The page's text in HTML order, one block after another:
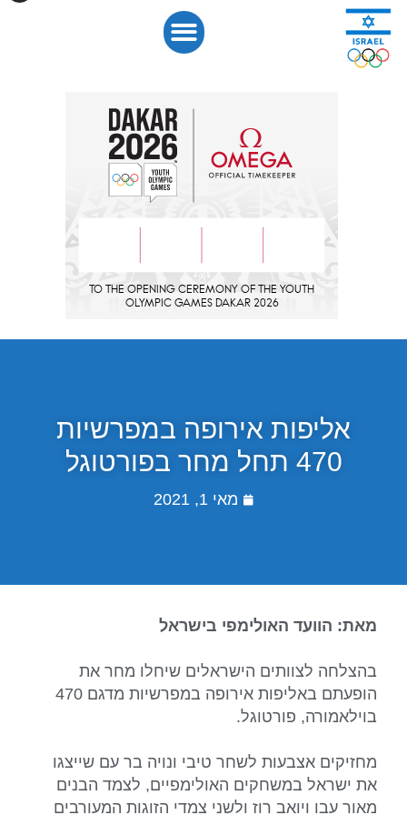
אליפות אירופה במפרשיות
470 תחל מחר בפורטוגל
מאי 1, 2021
מאת: הוועד האולימפי בישראל
בהצלחה לצוותים הישראלים שיחלו מחר את
הופעתם באליפות אירופה במפרשיות מדגם 470
בוילאמורה, פורטוגל.
מחזיקים אצבעות לשחר טיבי ונויה בר עם שייצגו
את ישראל במשחקים האולימפיים, לצמד הבנים
מאור עבו ויואב רוז ולשני צמדי הזוגות המעורבים